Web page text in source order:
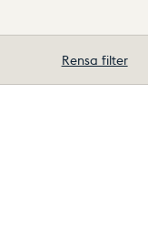
Rensa filter